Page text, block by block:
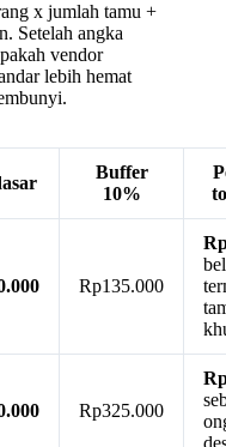
x jumlah tamu +
Setelah angka
vendor
lebih hemat
Buffer
10%
Rp135.000
Rp325.000